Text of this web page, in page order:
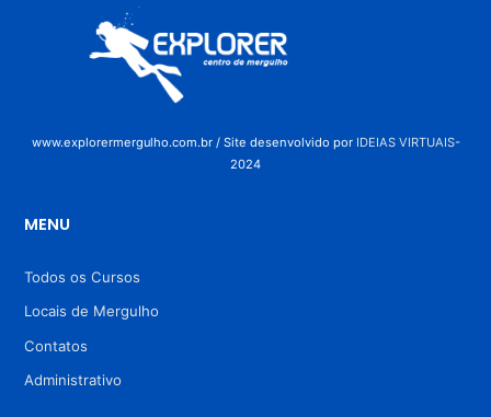
www.explorermergulho.com.br / Site desenvolvido por IDEIAS VIRTUAIS-
2024
MENU
Todos os Cursos
Locais de Mergulho
Contatos
Administrativo